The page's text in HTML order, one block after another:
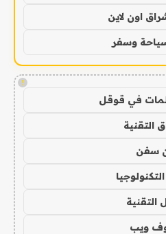
اون لاين
وسفر
!
في قوقل
التقنية
سفن
التقنية
ويب